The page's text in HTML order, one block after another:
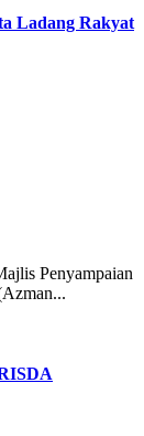
Ladang Rakyat
Penyampaian